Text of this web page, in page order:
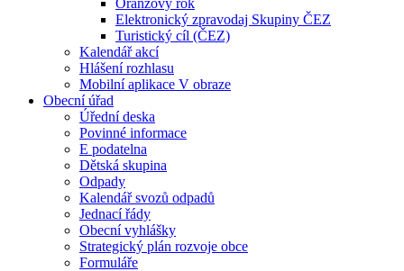
Oranžový rok
Elektronický zpravodaj Skupiny ČEZ
Turistický cíl (ČEZ)
Kalendář akcí
Hlášení rozhlasu
Mobilní aplikace V obraze
Obecní úřad
Úřední deska
Povinné informace
E podatelna
Dětská skupina
Odpady
Kalendář svozů odpadů
Jednací řády
Obecní vyhlášky
Strategický plán rozvoje obce
Formuláře